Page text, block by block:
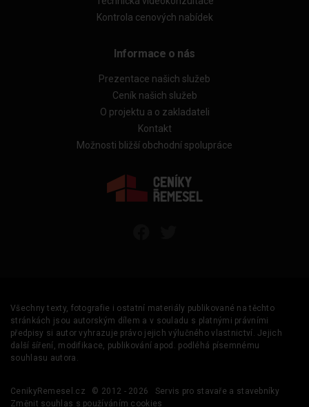
Kontrola cenových nabídek
Informace o nás
Prezentace našich služeb
Ceník našich služeb
O projektu a o zakladateli
Kontakt
Možnosti bližší obchodní spolupráce
Všechny texty, fotografie i ostatní materiály publikované na těchto
stránkách jsou autorským dílem a v souladu s platnými právními
předpisy si autor vyhrazuje právo jejich výlučného vlastnictví. Jejich
další šíření, modifikace, publikování apod. podléhá písemnému
souhlasu autora.
CenikyRemesel.cz © 2012 - 2026
Servis pro stavaře a stavebníky
Změnit souhlas s používáním cookies